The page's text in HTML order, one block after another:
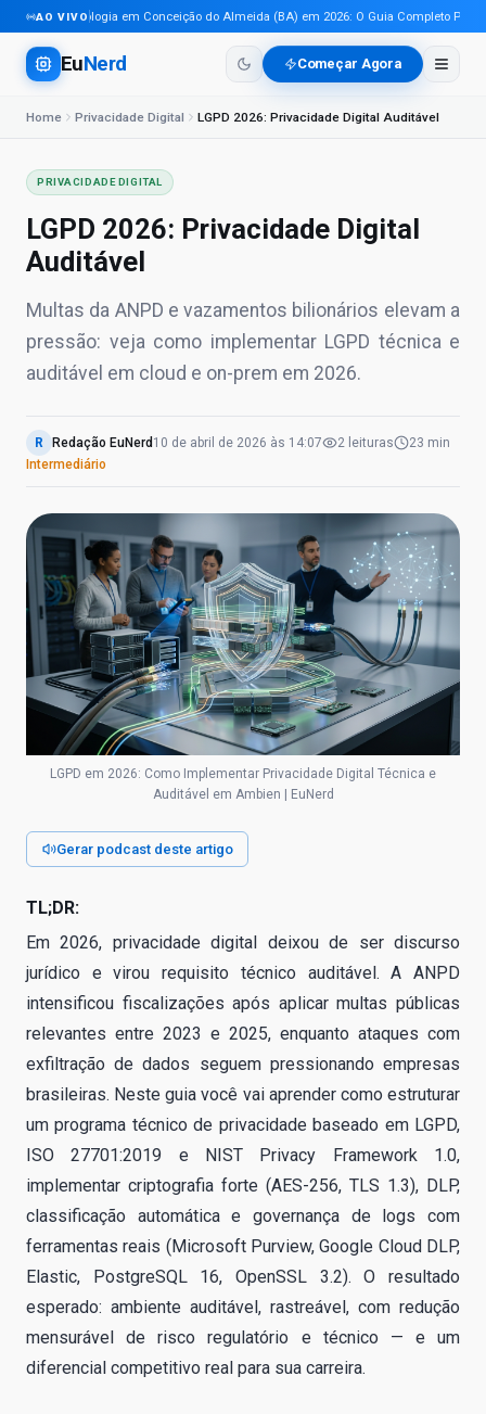
AO VIVO
Tecnologia em Conceição do Almeida (BA) em 2026: O Guia Completo Para
EuNerd Começar Agora
Home Privacidade Digital LGPD 2026: Privacidade Digital Auditável
PRIVACIDADE DIGITAL
LGPD 2026: Privacidade Digital
Auditável
Multas da ANPD e vazamentos bilionários elevam a
pressão: veja como implementar LGPD técnica e
auditável em cloud e on-prem em 2026.
R Redação EuNerd 10 de abril de 2026 às 14:07 2 leituras
23 min
Intermediário
LGPD em 2026: Como Implementar Privacidade Digital Técnica e
Auditável em Ambien | EuNerd
Gerar podcast deste artigo
TL;DR:
Em 2026, privacidade digital deixou de ser discurso
jurídico e virou requisito técnico auditável. A ANPD
intensificou fiscalizações após aplicar multas públicas
relevantes entre 2023 e 2025, enquanto ataques com
exfiltração de dados seguem pressionando empresas
brasileiras. Neste guia você vai aprender como estruturar
um programa técnico de privacidade baseado em LGPD,
ISO 27701:2019 e NIST Privacy Framework 1.0,
implementar criptografia forte (AES-256, TLS 1.3), DLP,
classificação automática e governança de logs com
ferramentas reais (Microsoft Purview, Google Cloud DLP,
Elastic, PostgreSQL 16, OpenSSL 3.2). O resultado
esperado: ambiente auditável, rastreável, com redução
mensurável de risco regulatório e técnico — e um
diferencial competitivo real para sua carreira.